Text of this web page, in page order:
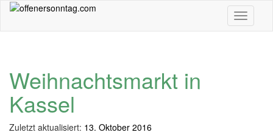
Skip
main
Toggle
Weihnachtsmarkt in
Kassel
Zuletzt aktualisiert: 13. Oktober 2016